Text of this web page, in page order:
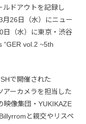
ルドアウトを記録し
月26日（水）にニュー
日（水）に東京・渋谷
“GER vol.2 ~5th
で開催された
アーカメラを担当した
映像集団・YUKIKAZE
と親交やリスペ